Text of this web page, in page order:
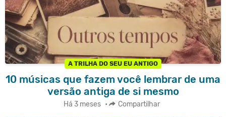
A TRILHA DO SEU EU ANTIGO
10 músicas que fazem você lembrar de uma
versão antiga de si mesmo
Há 3 meses • Compartilhar